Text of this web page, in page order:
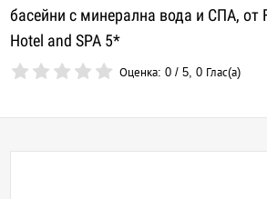
басейни с минерална вода и СПА, от
Hotel and SPA 5*
Оценка:0 /5,0 Глас(а)